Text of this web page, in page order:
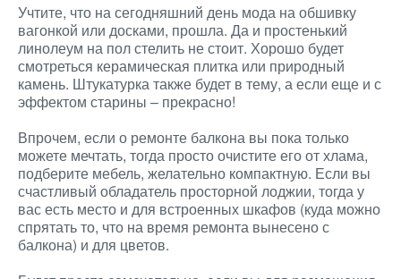
Учтите, что на сегодняшний день мода на обшивку
вагонкой или досками, прошла. Да и простенький
линолеум на пол стелить не стоит. Хорошо будет
смотреться керамическая плитка или природный
камень. Штукатурка также будет в тему, а если еще и с
эффектом старины – прекрасно!
Впрочем, если о ремонте балкона вы пока только
можете мечтать, тогда просто очистите его от хлама,
подберите мебель, желательно компактную. Если вы
счастливый обладатель просторной лоджии, тогда у
вас есть место и для встроенных шкафов (куда можно
спрятать то, что на время ремонта вынесено с
балкона) и для цветов.